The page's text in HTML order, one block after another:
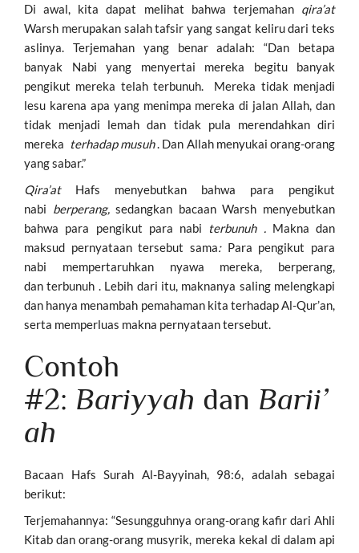
Di awal, kita dapat melihat bahwa terjemahan qira’at
Warsh merupakan salah tafsir yang sangat keliru dari teks
aslinya. Terjemahan yang benar adalah: “Dan betapa
banyak Nabi yang menyertai mereka begitu banyak
pengikut mereka telah terbunuh. Mereka tidak menjadi
lesu karena apa yang menimpa mereka di jalan Allah, dan
tidak menjadi lemah dan tidak pula merendahkan diri
mereka terhadap musuh. Dan Allah menyukai orang-orang
yang sabar.”
Qira’atHafs menyebutkan bahwa para pengikut
nabi berperang, sedangkan bacaan Warsh menyebutkan
bahwa para pengikut para nabi terbunuh . Makna dan
maksud pernyataan tersebut sama: Para pengikut para
nabi mempertaruhkan nyawa mereka, berperang,
dan terbunuh . Lebih dari itu, maknanya saling melengkapi
dan hanya menambah pemahaman kita terhadap Al-Qur’an,
serta memperluas makna pernyataan tersebut.
Contoh
#2: Bariyyah dan Barii’
ah
Bacaan Hafs Surah Al-Bayyinah, 98:6, adalah sebagai
berikut:
Terjemahannya: “Sesungguhnya orang-orang kafir dari Ahli
Kitab dan orang-orang musyrik, mereka kekal di dalam api